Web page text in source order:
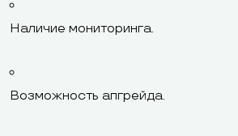
Наличие мониторинга.
Возможность апгрейда.